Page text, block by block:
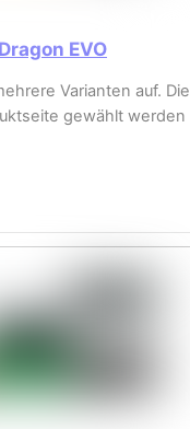
EVO
Varianten auf. Die
gewählt werden